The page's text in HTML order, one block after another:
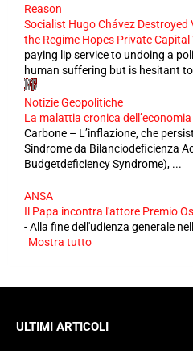
Reason
Socialist Hugo Chávez Destroyed
the Regime Hopes Private Capital
paying lip service to undoing a
human suffering but is hesitant
Notizie Geopolitiche
La malattia cronica
Carbone – L’inflazione, che
Sindrome da Bilanciodeficienza
Budgetdeficiency Syndrome), ...
ANSA
Il Papa incontra l'attore Premio
-Alla fine dell'udienza generale
Mostra tutto
ULTIMI ARTICOLI